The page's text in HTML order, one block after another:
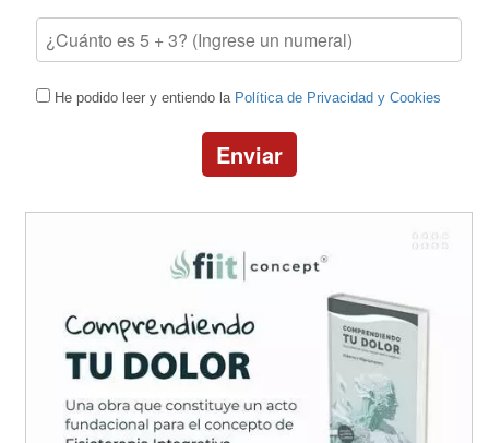
He podido leer y entiendo la Política de Privacidad y Cookies
Enviar